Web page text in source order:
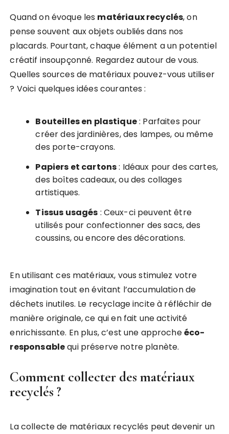
Quand on évoque les matériaux recyclés, on
pense souvent aux objets oubliés dans nos
placards. Pourtant, chaque élément a un potentiel
créatif insoupçonné. Regardez autour de vous.
Quelles sources de matériaux pouvez-vous utiliser
? Voici quelques idées courantes :
Bouteilles en plastique: Parfaites pour
créer des jardinières, des lampes, ou même
des porte-crayons.
Papiers et cartons: Idéaux pour des cartes,
des boîtes cadeaux, ou des collages
artistiques.
Tissus usagés : Ceux-ci peuvent être
utilisés pour confectionner des sacs, des
coussins, ou encore des décorations.
En utilisant ces matériaux, vous stimulez votre
imagination tout en évitant l’accumulation de
déchets inutiles. Le recyclage incite à réfléchir de
manière originale, ce qui en fait une activité
enrichissante. En plus, c’est une approcheéco-
responsablequi préserve notre planète.
Comment collecter des matériaux
recyclés ?
La collecte de matériaux recyclés peut devenir un